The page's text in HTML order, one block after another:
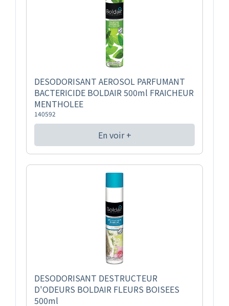
DESODORISANT AEROSOL PARFUMANT
BACTERICIDE BOLDAIR 500ml FRAICHEUR
MENTHOLEE
140592
En voir +
DESODORISANT DESTRUCTEUR
D'ODEURS BOLDAIR FLEURS BOISEES
500ml